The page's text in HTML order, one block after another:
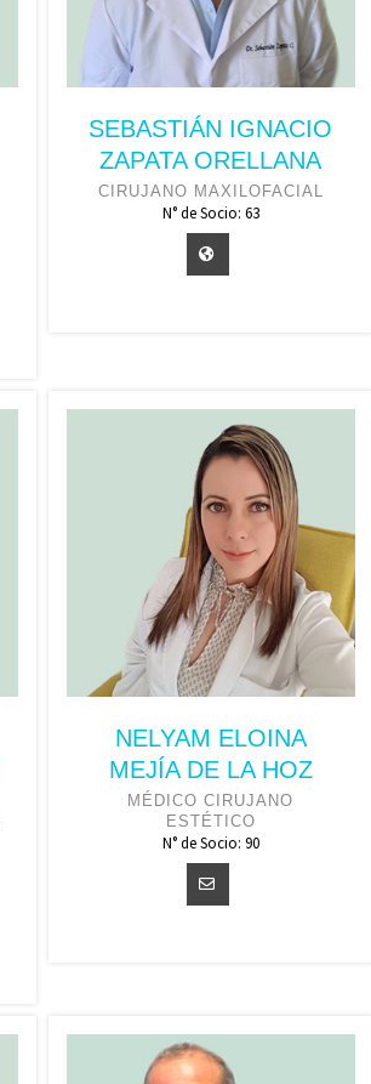
SEBASTIÁN IGNACIO
ZAPATA ORELLANA
CIRUJANO MAXILOFACIAL
N° de Socio: 63
NELYAM ELOINA
MEJÍA DE LA HOZ
MÉDICO CIRUJANO
ESTÉTICO
N° de Socio: 90